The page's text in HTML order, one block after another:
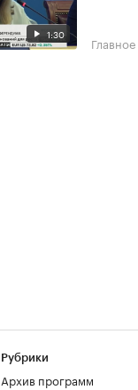
1:30 Главное
Рубрики
Архив программ